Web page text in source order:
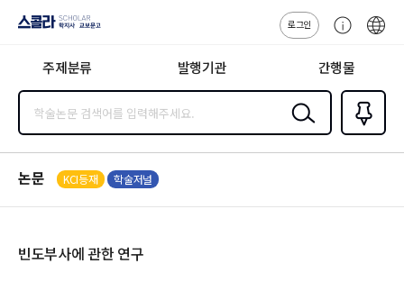
지사·교보문고
로그인
센
주제분류 발행기관 간행물
검색
즐겨찾
기0
논문 KCI등재 학술저널
빈도부사에 관한 연구